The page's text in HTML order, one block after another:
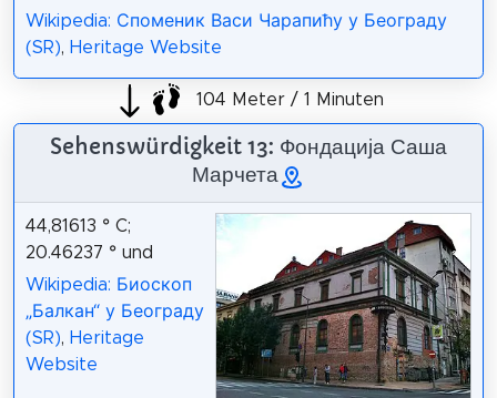
Wikipedia: Споменик Васи Чарапићу у Београду
(SR), Heritage Website
104 Meter / 1 Minuten
Sehenswürdigkeit 13: Фондација Саша
Марчета
44,81613 ° C;
20.46237 ° und
Wikipedia: Биоскоп
„Балкан“ у Београду
(SR), Heritage
Website